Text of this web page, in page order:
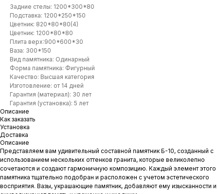
Задние стелы: 1200*300*80
Подставка: 1200*250*150
Цветник: 820*80*80(4)
Цветник: 1200*80*80
Плита верх:900*600*30
Ваза: 300*150
Вид памятника: Одинарный
Форма памятника: Фигурный
Качество: Высшая категория
Изготовление: от 14 дней
Гарантия (материал): 30 лет
Гарантия (установка): 5 лет
Описание
Как заказать
Установка
Доставка
Описание
Представляем вам удивительный составной памятник Б-10, созданный с
использованием нескольких оттенков гранита, которые великолепно
сочетаются и создают гармоничную композицию. Каждый элемент этого
памятника тщательно подобран и расположен с учетом эстетического
восприятия. Вазы, украшающие памятник, добавляют ему изысканности и